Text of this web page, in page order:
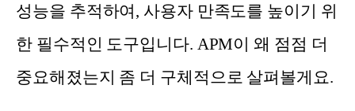
성능을 추적하여, 사용자 만족도를 높이기 위
한 필수적인 도구입니다. APM이 왜 점점 더
중요해졌는지 좀 더 구체적으로 살펴볼게요.